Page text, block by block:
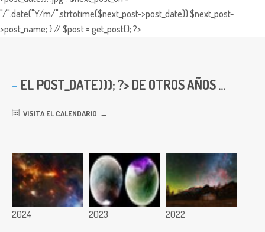
"/".date("Y/m/",strtotime($next_post->post_date)).$next_post-
>post_name; } // $post = get_post(); ?>
EL POST_DATE))); ?> DE OTROS AÑOS ...
VISITA EL CALENDARIO
2024 2023 2022